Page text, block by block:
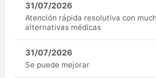
31/07/2026
Atención rápida resolutiva con
alternativas médicas
31/07/2026
Se puede mejorar